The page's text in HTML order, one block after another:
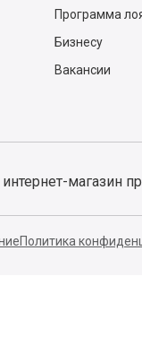
Программа
Бизнесу
Вакансии
магазин
Политика